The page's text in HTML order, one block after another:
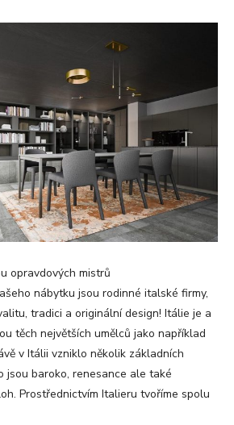
opravdových mistrů
nábytku jsou rodinné italské firmy,
tradici a originální design! Itálie je a
těch největších umělců jako například
v Itálii vzniklo několik základních
jsou baroko, renesance ale také
Prostřednictvím Italieru tvoříme spolu